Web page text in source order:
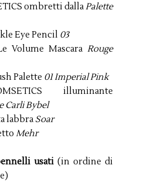
ombretti dallaPalette
Eye Pencil 03
Volume Mascara Rouge
Palette 01 Imperial Pink
illuminante
Carli Bybel
labbra Soar
Mehr
usati (in ordine di